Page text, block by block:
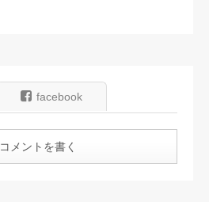
facebook
コメントを書く